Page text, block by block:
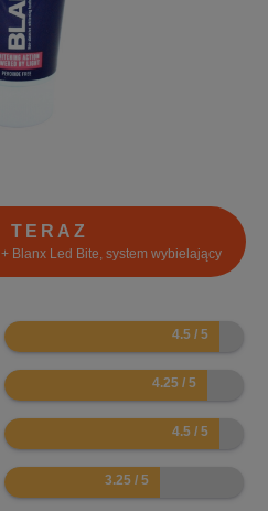
TERAZ
Blanx Led Bite, system wybielający
9
8.5
9
6.5